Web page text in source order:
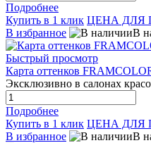
Подробнее
Купить в 1 клик ЦЕНА ДЛЯ
В избранное
В
Быстрый просмотр
Карта оттенков
Эксклюзивно в салонах
Подробнее
Купить в 1 клик ЦЕНА ДЛЯ
В избранное
В